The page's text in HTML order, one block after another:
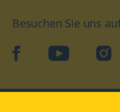
Besuchen Sie uns
facebookYouTube